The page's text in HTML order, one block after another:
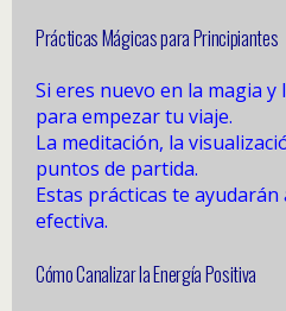
Prácticas Mágicas para Principiantes
Si eres nuevo en la magia
para empezar tu viaje.
La meditación, la
puntos de partida.
Estas prácticas te
efectiva.
Cómo Canalizar la Energía Positiva